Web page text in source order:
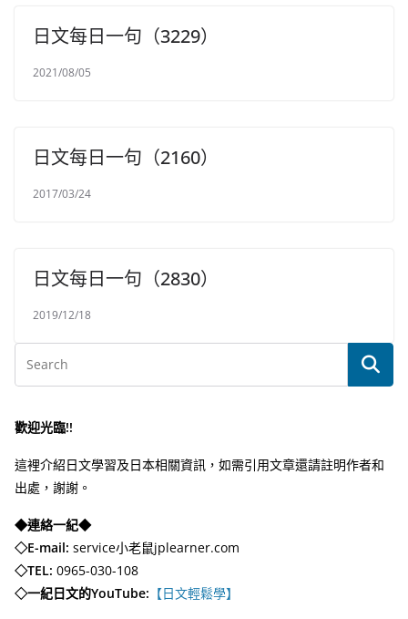
日文每日一句（3229）
2021/08/05
日文每日一句（2160）
2017/03/24
日文每日一句（2830）
2019/12/18
歡迎光臨!!
這裡介紹日文學習及日本相關資訊，如需引用文章還請註明作者和
出處，謝謝。
◆連絡一紀◆
◇E-mail: service小老鼠jplearner.com
◇TEL: 0965-030-108
◇一紀日文的YouTube: 【日文輕鬆學】